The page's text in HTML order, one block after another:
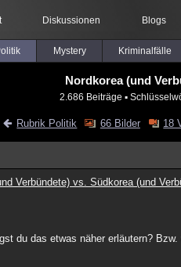
Diskussionen Blogs
Mystery Kriminalfälle
Nordkorea (und
2.686 Beiträge ▪
Rubrik Politik 66 Bilder 18
Verbündete) vs. Südkorea (und
du das etwas näher erläutern?